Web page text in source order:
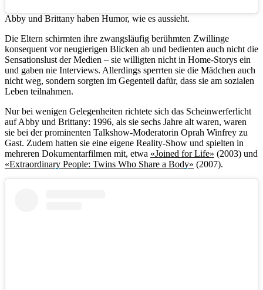
Abby und Brittany haben Humor, wie es aussieht.
Die Eltern schirmten ihre zwangsläufig berühmten Zwillinge
konsequent vor neugierigen Blicken ab und bedienten auch nicht die
Sensationslust der Medien – sie willigten nicht in Home-Storys ein
und gaben nie Interviews. Allerdings sperrten sie die Mädchen auch
nicht weg, sondern sorgten im Gegenteil dafür, dass sie am sozialen
Leben teilnahmen.
Nur bei wenigen Gelegenheiten richtete sich das Scheinwerferlicht
auf Abby und Brittany: 1996, als sie sechs Jahre alt waren, waren
sie bei der prominenten Talkshow-Moderatorin Oprah Winfrey zu
Gast. Zudem hatten sie eine eigene Reality-Show und spielten in
mehreren Dokumentarfilmen mit, etwa «Joined for Life» (2003) und
«Extraordinary People: Twins Who Share a Body» (2007).